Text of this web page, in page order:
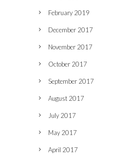
February 2019
December 2017
November 2017
October 2017
September 2017
August 2017
July 2017
May 2017
April 2017